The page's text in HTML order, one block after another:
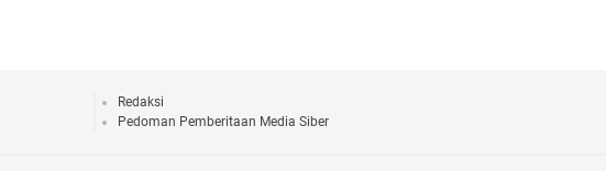
Redaksi
Pedoman Pemberitaan Media Siber